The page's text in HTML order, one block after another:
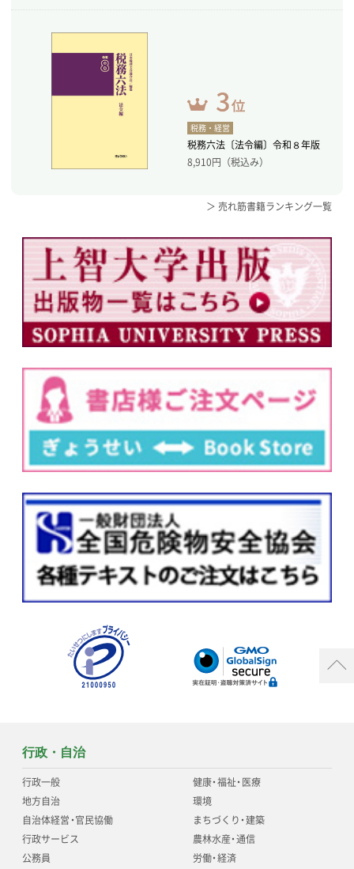
税務・経営
税務六法〔法令編〕令和８年版
8,910円（税込み）
＞ 売れ筋書籍ランキング一覧
行政・自治
行政一般
地方自治
自治体経営・官民協働
行政サービス
公務員
健康・福祉・医療
環境
まちづくり・建築
農林水産・通信
労働・経済